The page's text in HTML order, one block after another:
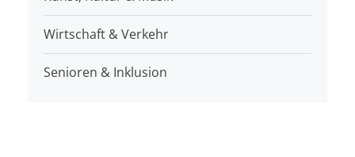
Wirtschaft & Verkehr
Senioren & Inklusion